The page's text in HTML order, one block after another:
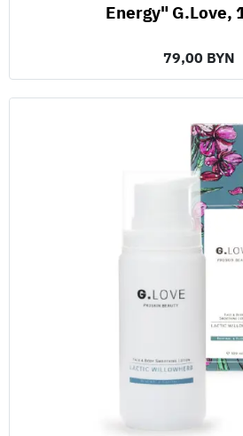
Energy" G.Love,
79,00 BYN